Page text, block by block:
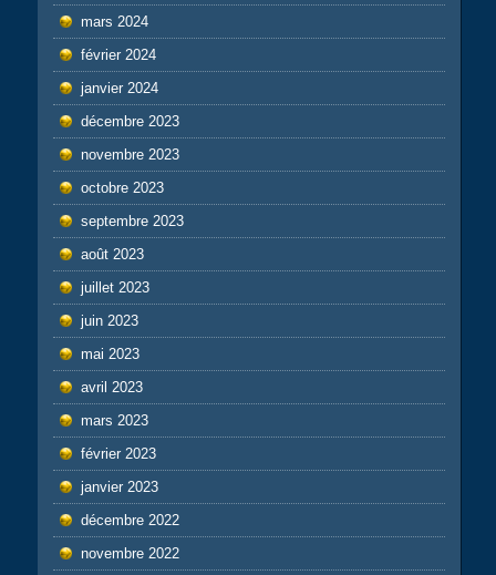
mars 2024
février 2024
janvier 2024
décembre 2023
novembre 2023
octobre 2023
septembre 2023
août 2023
juillet 2023
juin 2023
mai 2023
avril 2023
mars 2023
février 2023
janvier 2023
décembre 2022
novembre 2022